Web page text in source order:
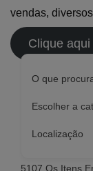
vendas,
Clique
O que
Escolher a
Localização
5107 Os Itens